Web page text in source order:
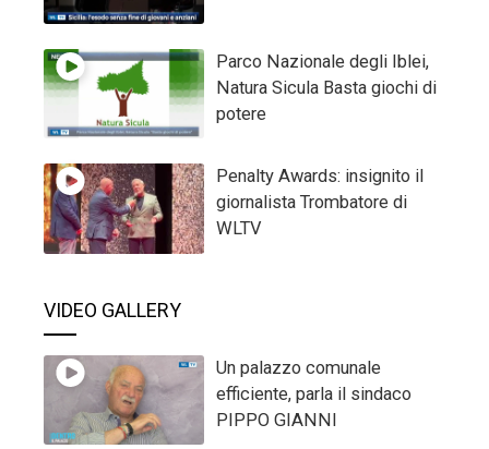
Parco Nazionale degli Iblei,
Natura Sicula Basta giochi di
potere
Penalty Awards: insignito il
giornalista Trombatore di
WLTV
VIDEO GALLERY
Un palazzo comunale
efficiente, parla il sindaco
PIPPO GIANNI